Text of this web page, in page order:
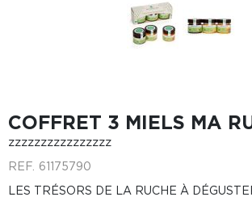
COFFRET 3 MIELS MA
zzzzzzzzzzzzzzzz
REF. 61175790
LES TRÉSORS DE LA RUCHE À